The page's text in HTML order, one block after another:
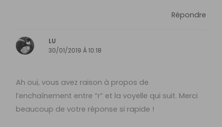
Répondre
LU
30/01/2019 À 10:18
Ah oui, vous avez raison à propos de
l’enchaînement entre “r” et la voyelle qui suit. Merci
beaucoup de votre réponse si rapide !